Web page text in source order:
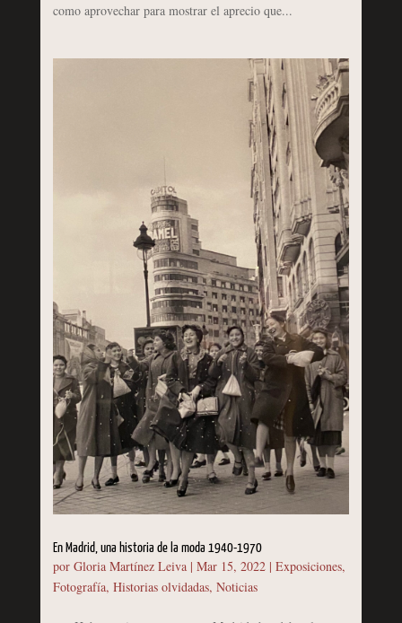
como aprovechar para mostrar el aprecio que...
En Madrid, una historia de la moda 1940-1970
por Gloria Martínez Leiva| Mar 15, 2022| Exposiciones,
Fotografía, Historias olvidadas, Noticias